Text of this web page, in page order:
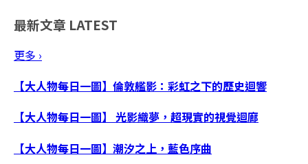
最新文章 LATEST
更多 ›
【大人物每日一圖】倫敦艦影：彩虹之下的歷史迴響
【大人物每日一圖】 光影織夢，超現實的視覺迴廊
【大人物每日一圖】潮汐之上，藍色序曲